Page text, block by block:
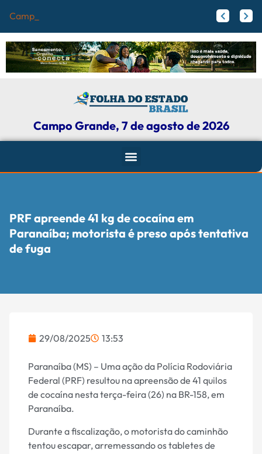
Campo Grande reg
Campo Grande, 7 de agosto de 2026
PRF apreende 41 kg de cocaína em
Paranaíba; motorista é preso após tentativa
de fuga
29/08/2025 13:53
Paranaíba (MS) – Uma ação da Polícia Rodoviária
Federal (PRF) resultou na apreensão de 41 quilos
de cocaína nesta terça-feira (26) na BR-158, em
Paranaíba.
Durante a fiscalização, o motorista do caminhão
tentou escapar, arremessando os tabletes de